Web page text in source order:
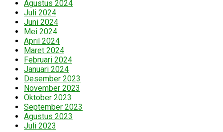
Agustus 2024
Juli 2024
Juni 2024
Mei 2024
April 2024
Maret 2024
Februari 2024
Januari 2024
Desember 2023
November 2023
Oktober 2023
September 2023
Agustus 2023
Juli 2023